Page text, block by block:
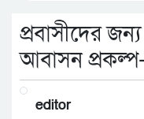
প্রবাসীদের
আবাসন প্রকল্প-
editor